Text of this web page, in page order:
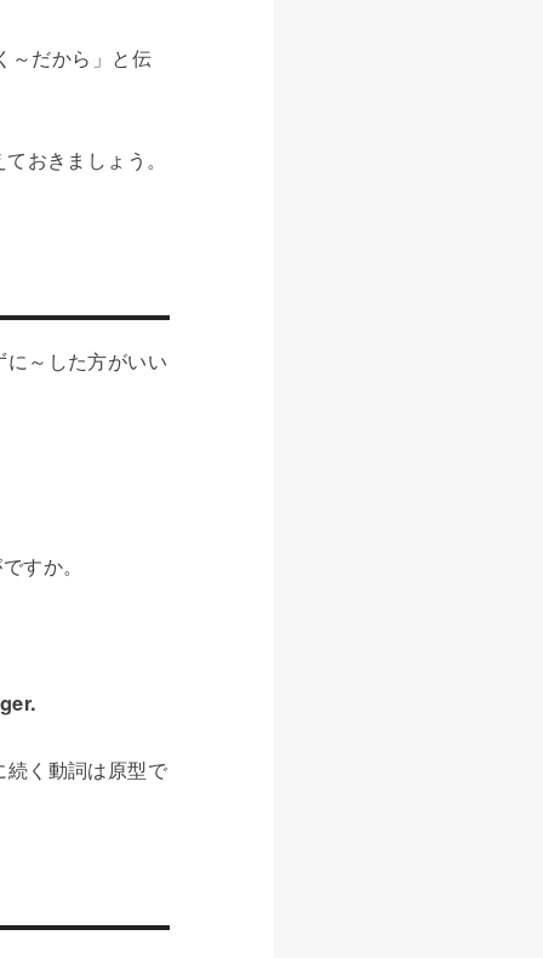
～だから」と伝
おきましょう。
～した方がいい
すか。
く動詞は原型で